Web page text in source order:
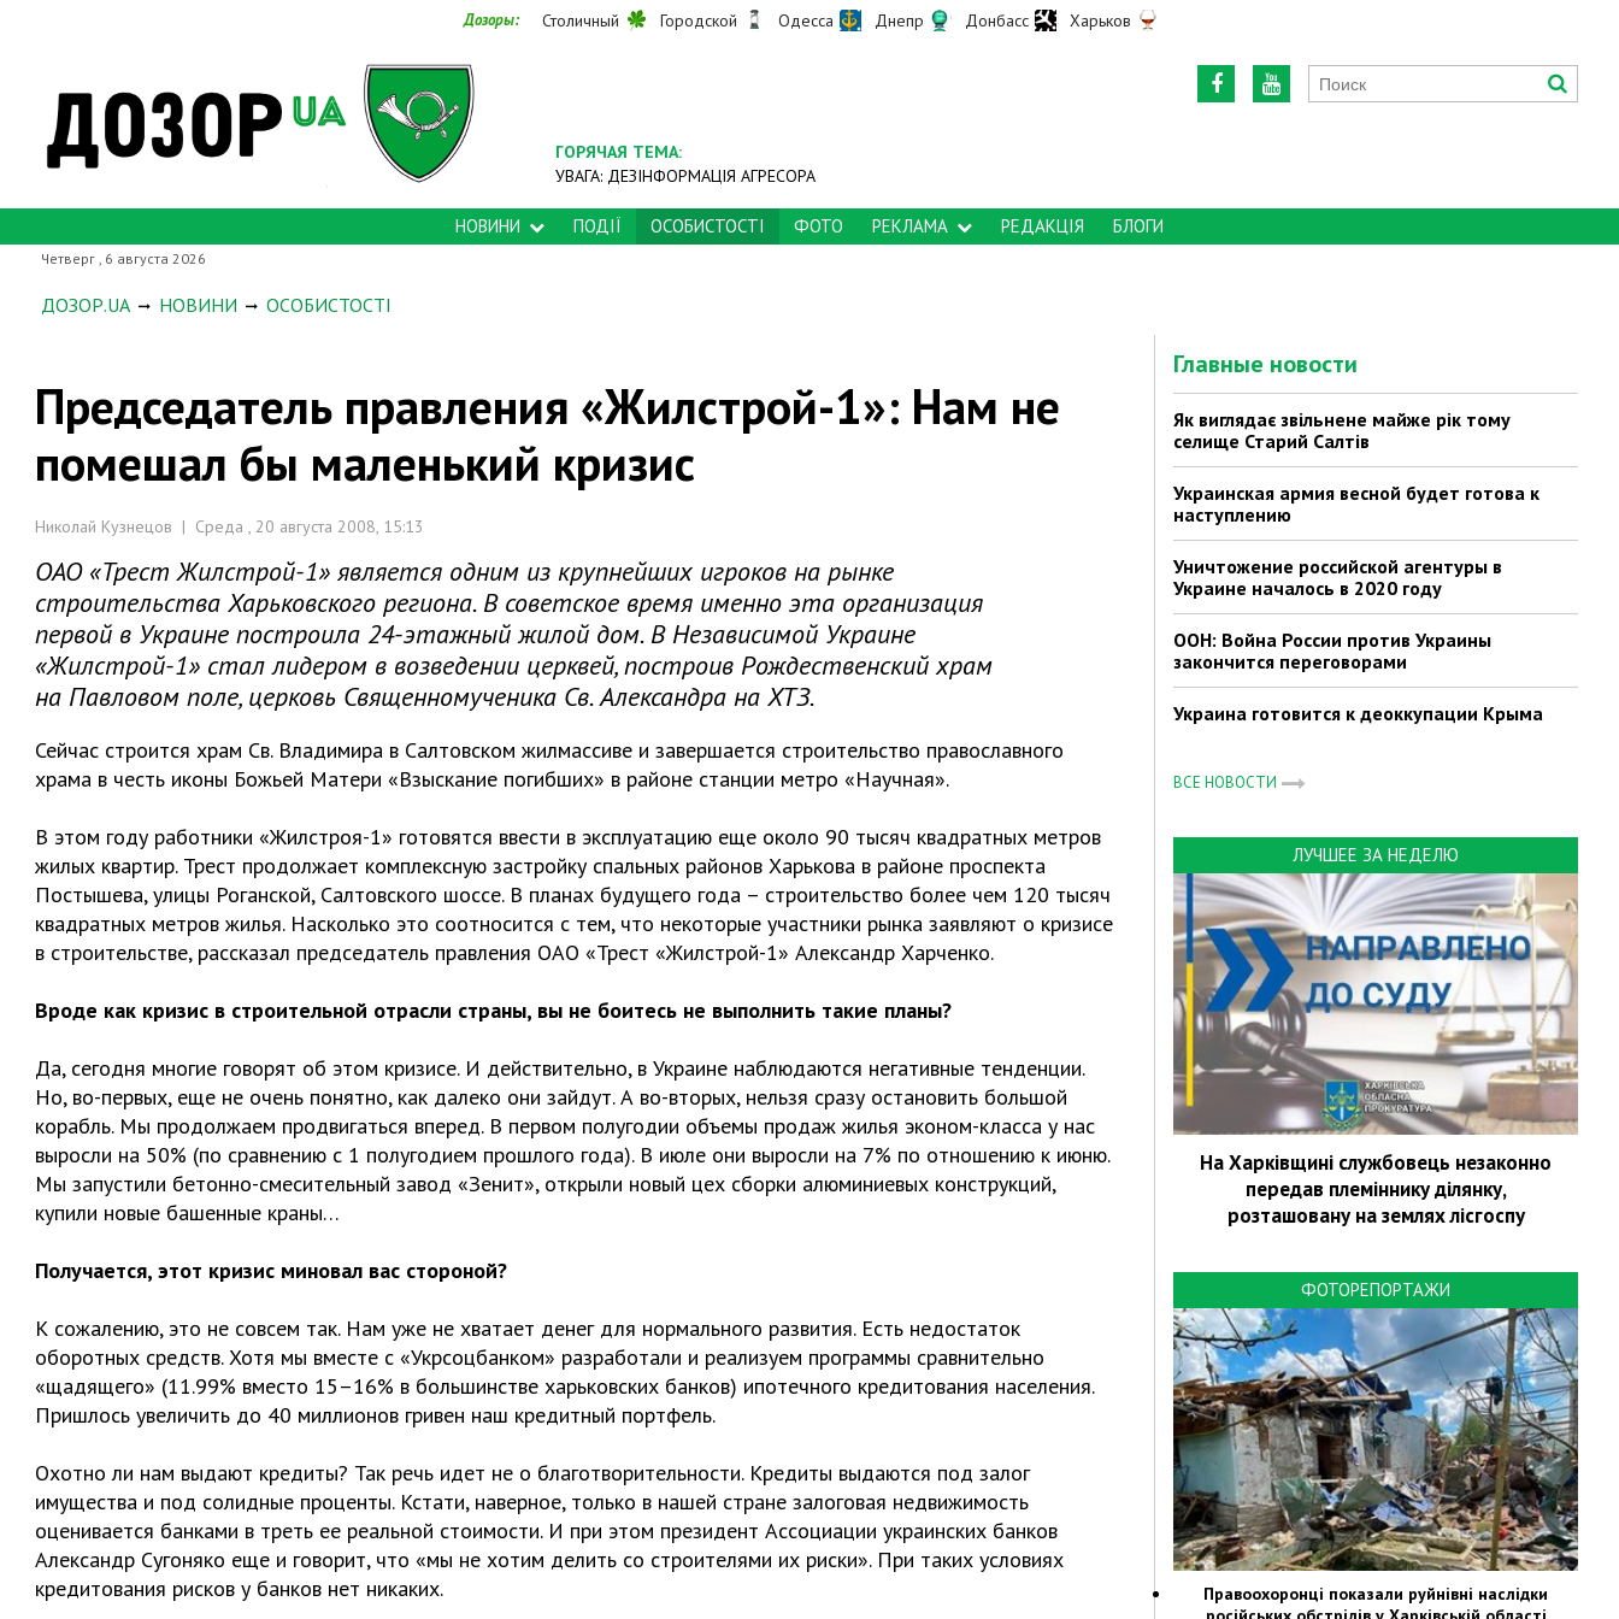
Дозоры: Столичный Городской Одесса Днепр Донбасс Харьков
ГОРЯЧАЯ ТЕМА:
УВАГА: ДЕЗІНФОРМАЦІЯ АГРЕСОРА
НОВИНИ ПОДІЇ ОСОБИСТОСТІ ФОТО РЕКЛАМА РЕДАКЦІЯ БЛОГИ
Четверг , 6 августа 2026
ДОЗОР.UA НОВИНИ ОСОБИСТОСТІ
Председатель правления «Жилстрой-1»: Нам не
помешал бы маленький кризис
Николай Кузнецов | Среда , 20 августа 2008, 15:13
ОАО «Трест Жилстрой-1» является одним из крупнейших игроков на рынке
строительства Харьковского региона. В советское время именно эта организация
первой в Украине построила 24-этажный жилой дом. В Независимой Украине
«Жилстрой-1» стал лидером в возведении церквей, построив Рождественский храм
на Павловом поле, церковь Священномученика Св. Александра на ХТЗ.
Сейчас строится храм Св. Владимира в Салтовском жилмассиве и завершается строительство православного
храма в честь иконы Божьей Матери «Взыскание погибших» в районе станции метро «Научная».
В этом году работники «Жилстроя-1» готовятся ввести в эксплуатацию еще около 90 тысяч квадратных метров
жилых квартир. Трест продолжает комплексную застройку спальных районов Харькова в районе проспекта
Постышева, улицы Роганской, Салтовского шоссе. В планах будущего года – строительство более чем 120 тысяч
квадратных метров жилья. Насколько это соотносится с тем, что некоторые участники рынка заявляют о кризисе
в строительстве, рассказал председатель правления ОАО «Трест «Жилстрой-1» Александр Харченко.
Вроде как кризис в строительной отрасли страны, вы не боитесь не выполнить такие планы?
Да, сегодня многие говорят об этом кризисе. И действительно, в Украине наблюдаются негативные тенденции.
Но, во-первых, еще не очень понятно, как далеко они зайдут. А во-вторых, нельзя сразу остановить большой
корабль. Мы продолжаем продвигаться вперед. В первом полугодии объемы продаж жилья эконом-класса у нас
выросли на 50% (по сравнению с 1 полугодием прошлого года). В июле они выросли на 7% по отношению к июню.
Мы запустили бетонно-смесительный завод «Зенит», открыли новый цех сборки алюминиевых конструкций,
купили новые башенные краны…
Получается, этот кризис миновал вас стороной?
К сожалению, это не совсем так. Нам уже не хватает денег для нормального развития. Есть недостаток
оборотных средств. Хотя мы вместе с «Укрсоцбанком» разработали и реализуем программы сравнительно
«щадящего» (11.99% вместо 15–16% в большинстве харьковских банков) ипотечного кредитования населения.
Пришлось увеличить до 40 миллионов гривен наш кредитный портфель.
Охотно ли нам выдают кредиты? Так речь идет не о благотворительности. Кредиты выдаются под залог
имущества и под солидные проценты. Кстати, наверное, только в нашей стране залоговая недвижимость
оценивается банками в треть ее реальной стоимости. И при этом президент Ассоциации украинских банков
Александр Сугоняко еще и говорит, что «мы не хотим делить со строителями их риски». При таких условиях
кредитования рисков у банков нет никаких.
Главные новости
Як виглядає звільнене майже рік тому
селище Старий Салтів
Украинская армия весной будет готова к
наступлению
Уничтожение российской агентуры в
Украине началось в 2020 году
ООН: Война России против Украины
закончится переговорами
Украина готовится к деоккупации Крыма
ВСЕ НОВОСТИ
ЛУЧШЕЕ ЗА НЕДЕЛЮ
На Харківщині службовець незаконно
передав племіннику ділянку,
розташовану на землях лісгоспу
ФОТОРЕПОРТАЖИ
Правоохоронці показали руйнівні наслідки